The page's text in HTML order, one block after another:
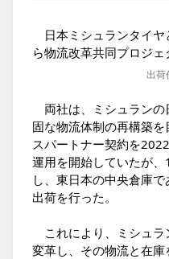
日本ミシュランタイヤ
ら物流改革共同プロジェ
出荷
両社は、ミシュランの
固な物流体制の再構築
スパートナー契約を
運用を開始していたが
し、東日本の中央倉庫
出荷を行った。
これにより、ミシュラ
変革し、その物流と在